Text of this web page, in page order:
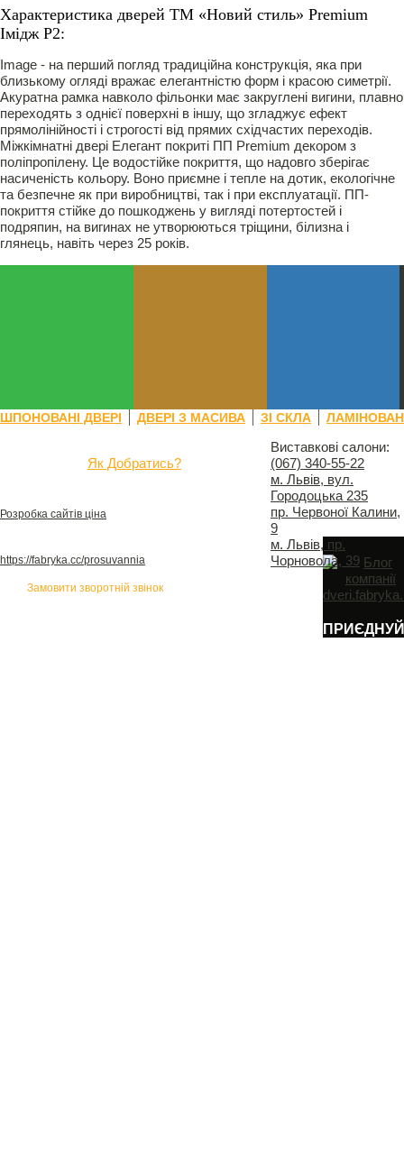
Характеристика дверей ТМ «Новий стиль» Рremium
Імідж Р2:
Image - на перший погляд традиційна конструкція, яка при
близькому огляді вражає елегантністю форм і красою симетрії.
Акуратна рамка навколо фільонки має закруглені вигини, плавно
переходять з однієї поверхні в іншу, що згладжує ефект
прямолінійності і строгості від прямих східчастих переходів.
Міжкімнатні двері Елегант покриті ПП Premium декором з
поліпропілену. Це водостійке покриття, що надовго зберігає
насиченість кольору. Воно приємне і тепле на дотик, екологічне
та безпечне як при виробництві, так і при експлуатації. ПП-
покриття стійке до пошкоджень у вигляді потертостей і
подряпин, на вигинах не утворюються тріщини, білизна і
глянець, навіть через 25 років.
ШПОНОВАНІ ДВЕРІ ДВЕРІ З МАСИВА ЗІ СКЛА
Як Добратись?
Розробка сайтів ціна
https://fabryka.cc/prosuvannia
Замовити зворотній звінок
Виставкові салони:
(067) 340-55-22
м. Львів, вул.
Городоцька 235
пр. Червоної Калини,
9
м. Львів, пр.
Чорновола, 39